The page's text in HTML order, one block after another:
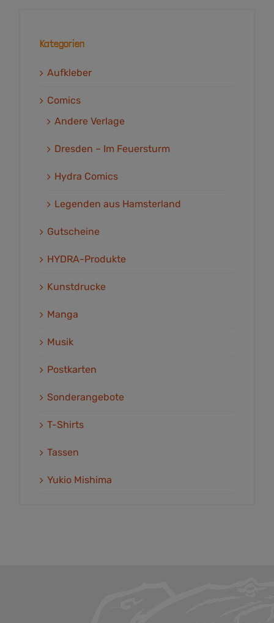
Kategorien
Aufkleber
Comics
Andere Verlage
Dresden – Im Feuersturm
Hydra Comics
Legenden aus Hamsterland
Gutscheine
HYDRA-Produkte
Kunstdrucke
Manga
Musik
Postkarten
Sonderangebote
T-Shirts
Tassen
Yukio Mishima